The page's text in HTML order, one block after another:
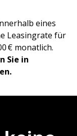
eines
Leasingrate für
€ monatlich.
Sie in